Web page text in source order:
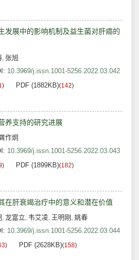
发展中的影响机制及益生菌对肝癌的
, 张旭
10.3969/j.issn.1001-5256.2022.03.042
) PDF (1882KB)(142)
养支持的研究进展
作炯
10.3969/j.issn.1001-5256.2022.03.043
) PDF (1899KB)(182)
在肝衰竭治疗中的意义和潜在价值
, 龙富立, 韦艾凌, 王明刚 , 姚春
10.3969/j.issn.1001-5256.2022.03.044
) PDF (2628KB)(158)